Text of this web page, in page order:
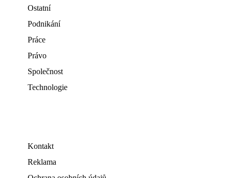
Ostatní
Podnikání
Práce
Právo
Společnost
Technologie
Kontakt
Reklama